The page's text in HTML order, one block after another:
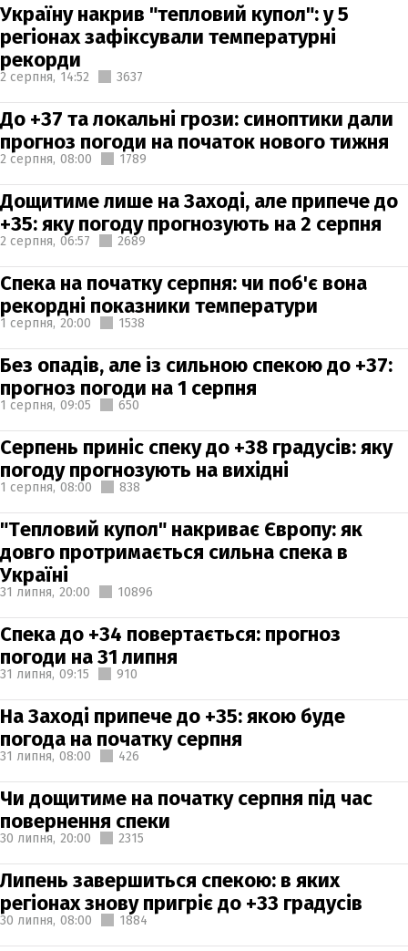
Україну накрив "тепловий купол": у 5
регіонах зафіксували температурні
рекорди
2 серпня, 14:52 3637
До +37 та локальні грози: синоптики дали
прогноз погоди на початок нового тижня
2 серпня, 08:00 1789
Дощитиме лише на Заході, але припече до
+35: яку погоду прогнозують на 2 серпня
2 серпня, 06:57 2689
Спека на початку серпня: чи поб'є вона
рекордні показники температури
1 серпня, 20:00 1538
Без опадів, але із сильною спекою до +37:
прогноз погоди на 1 серпня
1 серпня, 09:05 650
Серпень приніс спеку до +38 градусів: яку
погоду прогнозують на вихідні
1 серпня, 08:00 838
"Тепловий купол" накриває Європу: як
довго протримається сильна спека в
Україні
31 липня, 20:00 10896
Спека до +34 повертається: прогноз
погоди на 31 липня
31 липня, 09:15 910
На Заході припече до +35: якою буде
погода на початку серпня
31 липня, 08:00 426
Чи дощитиме на початку серпня під час
повернення спеки
30 липня, 20:00 2315
Липень завершиться спекою: в яких
регіонах знову пригріє до +33 градусів
30 липня, 08:00 1884